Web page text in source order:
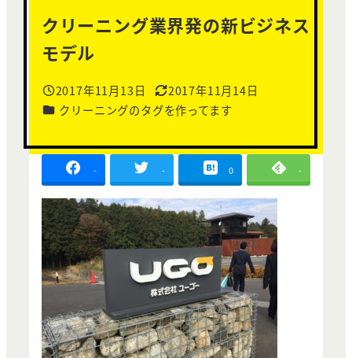
クリーニング業界発の新ビジネス
モデル
投稿日
2017年11月13日
更新日
2017年11月14日
カテゴリー
クリーニングのタグを作ってます
- - 0 -